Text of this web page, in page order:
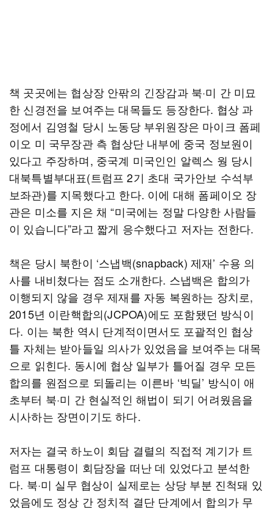
책 곳곳에는 협상장 안팎의 긴장감과 북·미 간 미묘
한 신경전을 보여주는 대목들도 등장한다. 협상 과
정에서 김영철 당시 노동당 부위원장은 마이크 폼페
이오 미 국무장관 측 협상단 내부에 중국 정보원이
있다고 주장하며, 중국계 미국인인 알렉스 웡 당시
대북특별부대표(트럼프 2기 초대 국가안보 수석부
보좌관)를 지목했다고 한다. 이에 대해 폼페이오 장
관은 미소를 지은 채 “미국에는 정말 다양한 사람들
이 있습니다”라고 짧게 응수했다고 저자는 전한다.
책은 당시 북한이 ‘스냅백(snapback) 제재’ 수용 의
사를 내비쳤다는 점도 소개한다. 스냅백은 합의가
이행되지 않을 경우 제재를 자동 복원하는 장치로,
2015년 이란핵합의(JCPOA)에도 포함됐던 방식이
다. 이는 북한 역시 단계적이면서도 포괄적인 협상
틀 자체는 받아들일 의사가 있었음을 보여주는 대목
으로 읽힌다. 동시에 협상 일부가 틀어질 경우 모든
합의를 원점으로 되돌리는 이른바 ‘빅딜’ 방식이 애
초부터 북·미 간 현실적인 해법이 되기 어려웠음을
시사하는 장면이기도 하다.
저자는 결국 하노이 회담 결렬의 직접적 계기가 트
럼프 대통령이 회담장을 떠난 데 있었다고 분석한
다. 북·미 실무 협상이 실제로는 상당 부분 진척돼 있
었음에도 정상 간 정치적 결단 단계에서 합의가 무